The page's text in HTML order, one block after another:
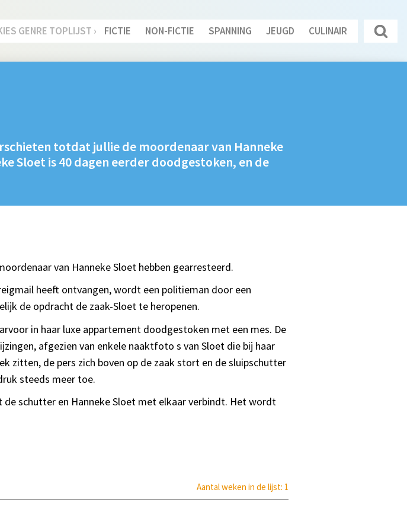
GENRE TOPLIJST › FICTIE NON-FICTIE SPANNING JEUGD CULINAIR
totdat jullie de moordenaar van Hanneke
Sloet is 40 dagen eerder doodgestoken, en de
van Hanneke Sloet hebben gearresteerd.
heeft ontvangen, wordt een politieman door een
de opdracht de zaak-Sloet te heropenen.
in haar luxe appartement doodgestoken met een mes. De
afgezien van enkele naaktfoto s van Sloet die bij haar
zitten, de pers zich boven op de zaak stort en de sluipschutter
steeds meer toe.
schutter en Hanneke Sloet met elkaar verbindt. Het wordt
Aantal weken in de lijst: 1